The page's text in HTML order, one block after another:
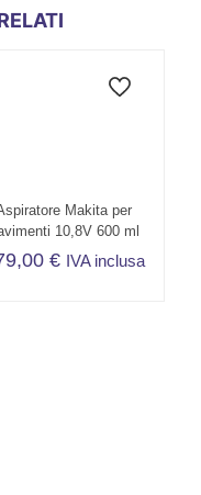
Makita per
10,8V 600 ml
€ IVA inclusa